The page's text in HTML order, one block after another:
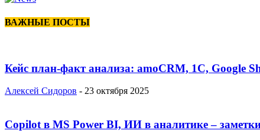
ВАЖНЫЕ ПОСТЫ
Кейс план-факт анализа: amoCRM, 1C, Google
Алексей Сидоров - 23 октября 2025
Copilot в MS Power BI, ИИ в аналитике –